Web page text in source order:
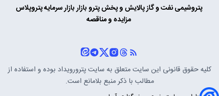
پتروشیمینفت و گازپالایش و پخشپترو بازاربازار سرمایهپتروپلاس
مزایده و مناقصه
کلیه حقوق قانونی این سایت متعلق به سایتپترورویداد بوده و استفاده از
مطالب با ذکر منبع بلامانع است.